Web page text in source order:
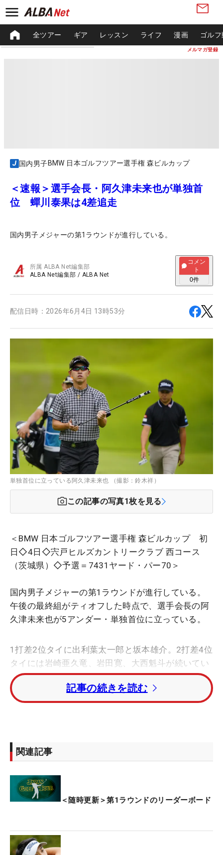
メルマガ登録
全ツアー ギア レッスン ライフ 漫画 ゴル
国内男子BMW 日本ゴルフツアー選手権 森ビルカップ
＜速報＞選手会長・阿久津未来也が単独首
位 蟬川泰果は4差追走
国内男子メジャーの第1ラウンドが進行している。
所属ALBA Net編集部
ALBA Net編集部 / ALBA Net
コメン
ト
0件
配信日時： 2026年6月4日 13時53分
単独首位に立っている阿久津未来也 （撮影：鈴木祥）
この記事の写真1枚を見る
＜BMW 日本ゴルフツアー選手権 森ビルカップ 初
日◇4日◇宍戸ヒルズカントリークラブ 西コース
（茨城県）◇予選＝7431ヤード・パー70＞
国内男子メジャーの第1ラウンドが進行している。
午後の最終組がティオフした時点で、選手会長の阿
久津未来也が5アンダー・単独首位に立っている。
1打差2位タイに出利葉太一郎と坂本雄介。2打差4位
タイには岩崎亜久竜、岩田寛、大西魁斗が続いてい
る。
昨年覇者の蟬川泰果は1アンダー・12位タイ。2週連
賞金総額は1億5000万円。優勝者には3000万円が贈
記事の続きを読む
関連記事
＜随時更新＞第1ラウンドのリーダーボード